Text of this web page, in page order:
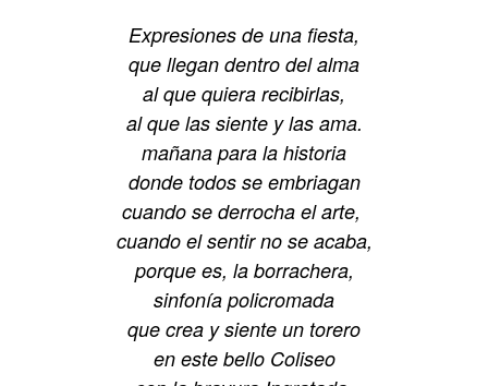
Expresiones de una fiesta,
que llegan dentro del alma
al que quiera recibirlas,
al que las siente y las ama.
mañana para la historia
donde todos se embriagan
cuando se derrocha el arte,
cuando el sentir no se acaba,
porque es, la borrachera,
sinfonía policromada
que crea y siente un torero
en este bello Coliseo